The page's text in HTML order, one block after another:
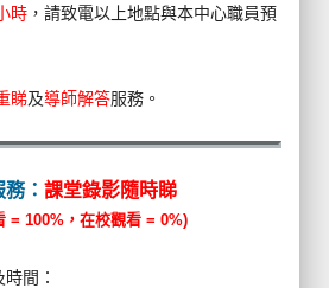
時 ，請致電以上地點與本中心職員預
睇及導師解答服務。
： 課堂錄影隨時睇
= 100%，在校觀看 = 0%)
時間：